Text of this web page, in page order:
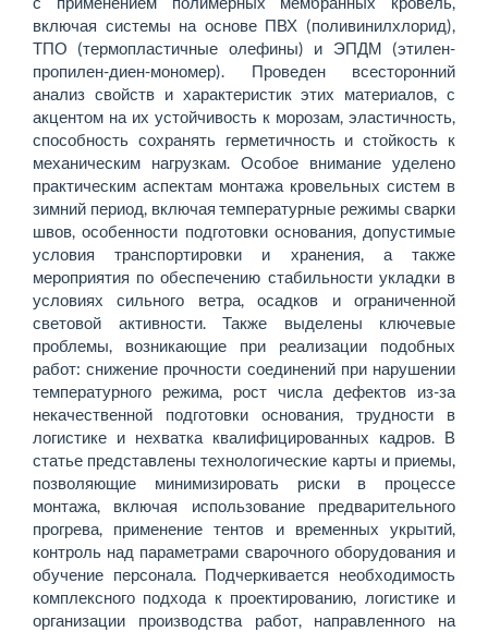
включая системы на основе ПВХ (поливинилхлорид),
ТПО (термопластичные олефины) и ЭПДМ (этилен-
пропилен-диен-­мономер). Проведен всесторонний
анализ свойств и характеристик этих материалов, с
акцентом на их устойчивость к морозам, эластичность,
способность сохранять герметичность и стойкость к
механическим нагрузкам. Особое внимание уделено
практическим аспектам монтажа кровельных систем в
зимний период, включая температурные режимы сварки
швов, особенности подготовки основания, допустимые
условия транспортировки и хранения, а также
мероприятия по обеспечению стабильности укладки в
условиях сильного ветра, осадков и ограниченной
световой активности. Также выделены ключевые
проблемы, возникающие при реализации подобных
работ: снижение прочности соединений при нарушении
температурного режима, рост числа дефектов из-за
некачественной подготовки основания, трудности в
логистике и нехватка квалифицированных кадров. В
статье представлены технологические карты и приемы,
позволяющие минимизировать риски в процессе
монтажа, включая использование предварительного
прогрева, применение тентов и временных укрытий,
контроль над параметрами сварочного оборудования и
обучение персонала. Подчеркивается необходимость
комплексного подхода к проектированию, логистике и
организации производства работ, направленного на